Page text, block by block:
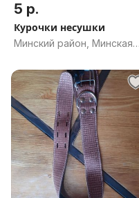
5 р.
Курочки несушки
Минский район, Минская